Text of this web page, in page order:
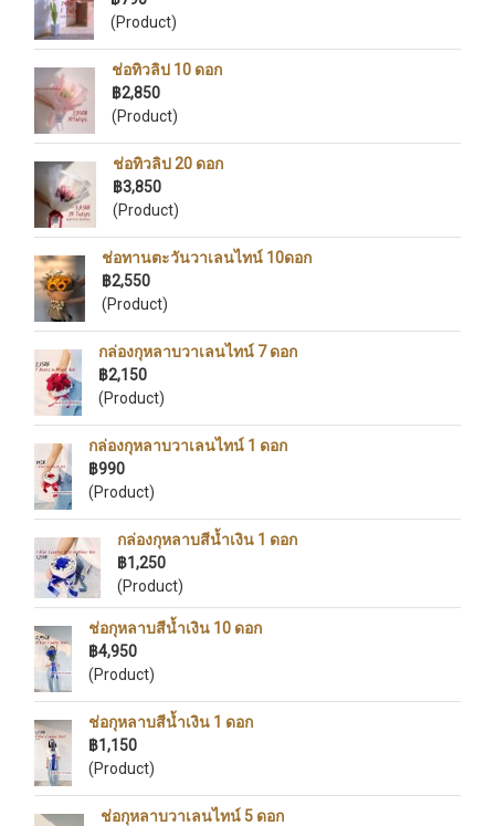
(Product)
ช่อทิวลิป 10 ดอก
฿2,850
(Product)
ช่อทิวลิป 20 ดอก
฿3,850
(Product)
ช่อทานตะวันวาเลนไทน์ 10ดอก
฿2,550
(Product)
กล่องกุหลาบวาเลนไทน์ 7 ดอก
฿2,150
(Product)
กล่องกุหลาบวาเลนไทน์ 1 ดอก
฿990
(Product)
กล่องกุหลาบสีน้ำเงิน 1 ดอก
฿1,250
(Product)
ช่อกุหลาบสีน้ำเงิน 10 ดอก
฿4,950
(Product)
ช่อกุหลาบสีน้ำเงิน 1 ดอก
฿1,150
(Product)
ช่อกุหลาบวาเลนไทน์ 5 ดอก